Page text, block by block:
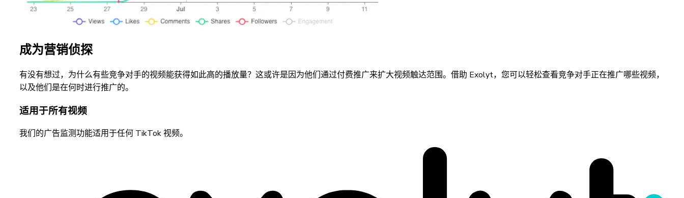
成为营销侦探
有没有想过，为什么有些竞争对手的视频能获得如此高的播放量？这或许是因为他们通过付费推广来扩大视频触达范围。借助 Exolyt，您可以轻松查看竞争对手正在推广哪些视频，
以及他们是在何时进行推广的。
适用于所有视频
我们的广告监测功能适用于任何 TikTok 视频。